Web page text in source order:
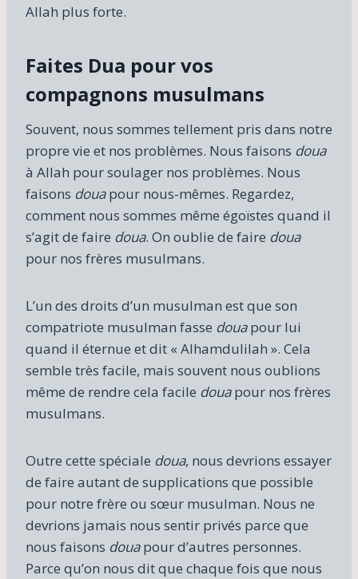
Allah plus forte.
Faites Dua pour vos
compagnons musulmans
Souvent, nous sommes tellement pris dans notre
propre vie et nos problèmes. Nous faisons doua
à Allah pour soulager nos problèmes. Nous
faisons douapour nous-mêmes. Regardez,
comment nous sommes même égoïstes quand il
s’agit de faire doua. On oublie de faire doua
pour nos frères musulmans.
L’un des droits d’un musulman est que son
compatriote musulman fasse douapour lui
quand il éternue et dit « Alhamdulilah ». Cela
semble très facile, mais souvent nous oublions
même de rendre cela facile douapour nos frères
musulmans.
Outre cette spéciale doua, nous devrions essayer
de faire autant de supplications que possible
pour notre frère ou sœur musulman. Nous ne
devrions jamais nous sentir privés parce que
nous faisons douapour d’autres personnes.
Parce qu’on nous dit que chaque fois que nous